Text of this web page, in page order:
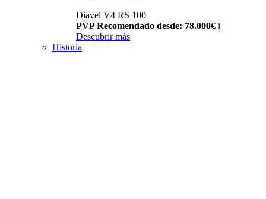
Diavel V4 RS 100
PVP Recomendado desde: 78.000€ i
Descubrir más
Historia